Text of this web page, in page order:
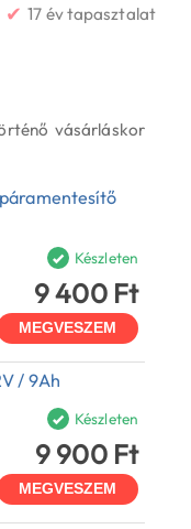
✔ 17 év tapasztalat
vásárláskor
Készleten
9 400 Ft
MEGVESZEM
/ 9Ah
Készleten
9 900 Ft
MEGVESZEM